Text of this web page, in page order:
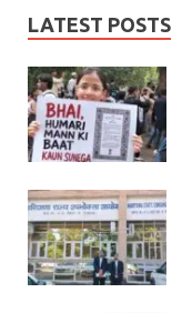
LATEST POSTS